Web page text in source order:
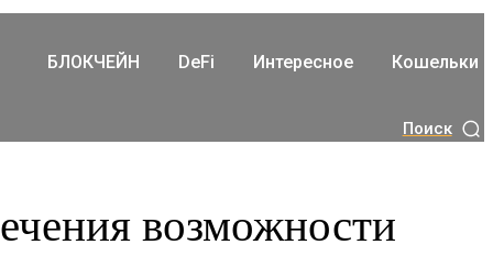
БЛОКЧЕЙН DeFi Интересное Кошельки
Поиск
возможности